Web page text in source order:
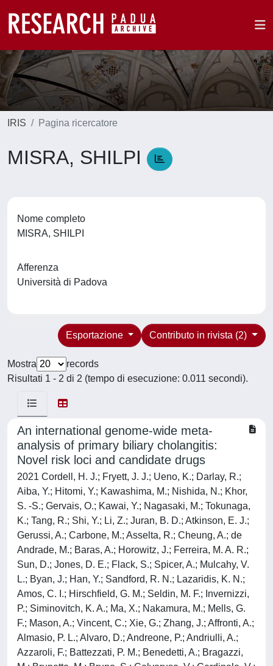
IRIS Pagina ricercatore
MISRA, SHILPI
Nome completo
MISRA, SHILPI
Afferenza
Università di Padova
Contributo in rivista (2)
Esportazione
Mostra
records
Risultati 1 - 2 di 2 (tempo di esecuzione: 0.011 secondi).
An international genome-wide meta-
analysis of primary biliary cholangitis:
Novel risk loci and candidate drugs
2021 Cordell, H. J.; Fryett, J. J.; Ueno, K.; Darlay, R.;
Aiba, Y.; Hitomi, Y.; Kawashima, M.; Nishida, N.; Khor,
S. -S.; Gervais, O.; Kawai, Y.; Nagasaki, M.; Tokunaga,
K.; Tang, R.; Shi, Y.; Li, Z.; Juran, B. D.; Atkinson, E. J.;
Gerussi, A.; Carbone, M.; Asselta, R.; Cheung, A.; de
Andrade, M.; Baras, A.; Horowitz, J.; Ferreira, M. A. R.;
Sun, D.; Jones, D. E.; Flack, S.; Spicer, A.; Mulcahy, V.
L.; Byan, J.; Han, Y.; Sandford, R. N.; Lazaridis, K. N.;
Amos, C. I.; Hirschfield, G. M.; Seldin, M. F.; Invernizzi,
P.; Siminovitch, K. A.; Ma, X.; Nakamura, M.; Mells, G.
F.; Mason, A.; Vincent, C.; Xie, G.; Zhang, J.; Affronti, A.;
Almasio, P. L.; Alvaro, D.; Andreone, P.; Andriulli, A.;
Azzaroli, F.; Battezzati, P. M.; Benedetti, A.; Bragazzi,